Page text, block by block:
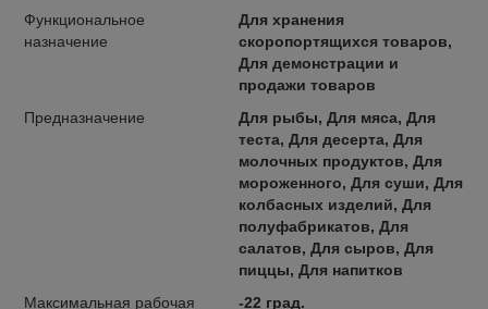
Функциональное
назначение
Для хранения
скоропортящихся товаров,
Для демонстрации и
продажи товаров
Предназначение
Для рыбы, Для мяса, Для
теста, Для десерта, Для
молочных продуктов, Для
мороженного, Для суши, Для
колбасных изделий, Для
полуфабрикатов, Для
салатов, Для сыров, Для
пиццы, Для напитков
Максимальная рабочая
-22 град.